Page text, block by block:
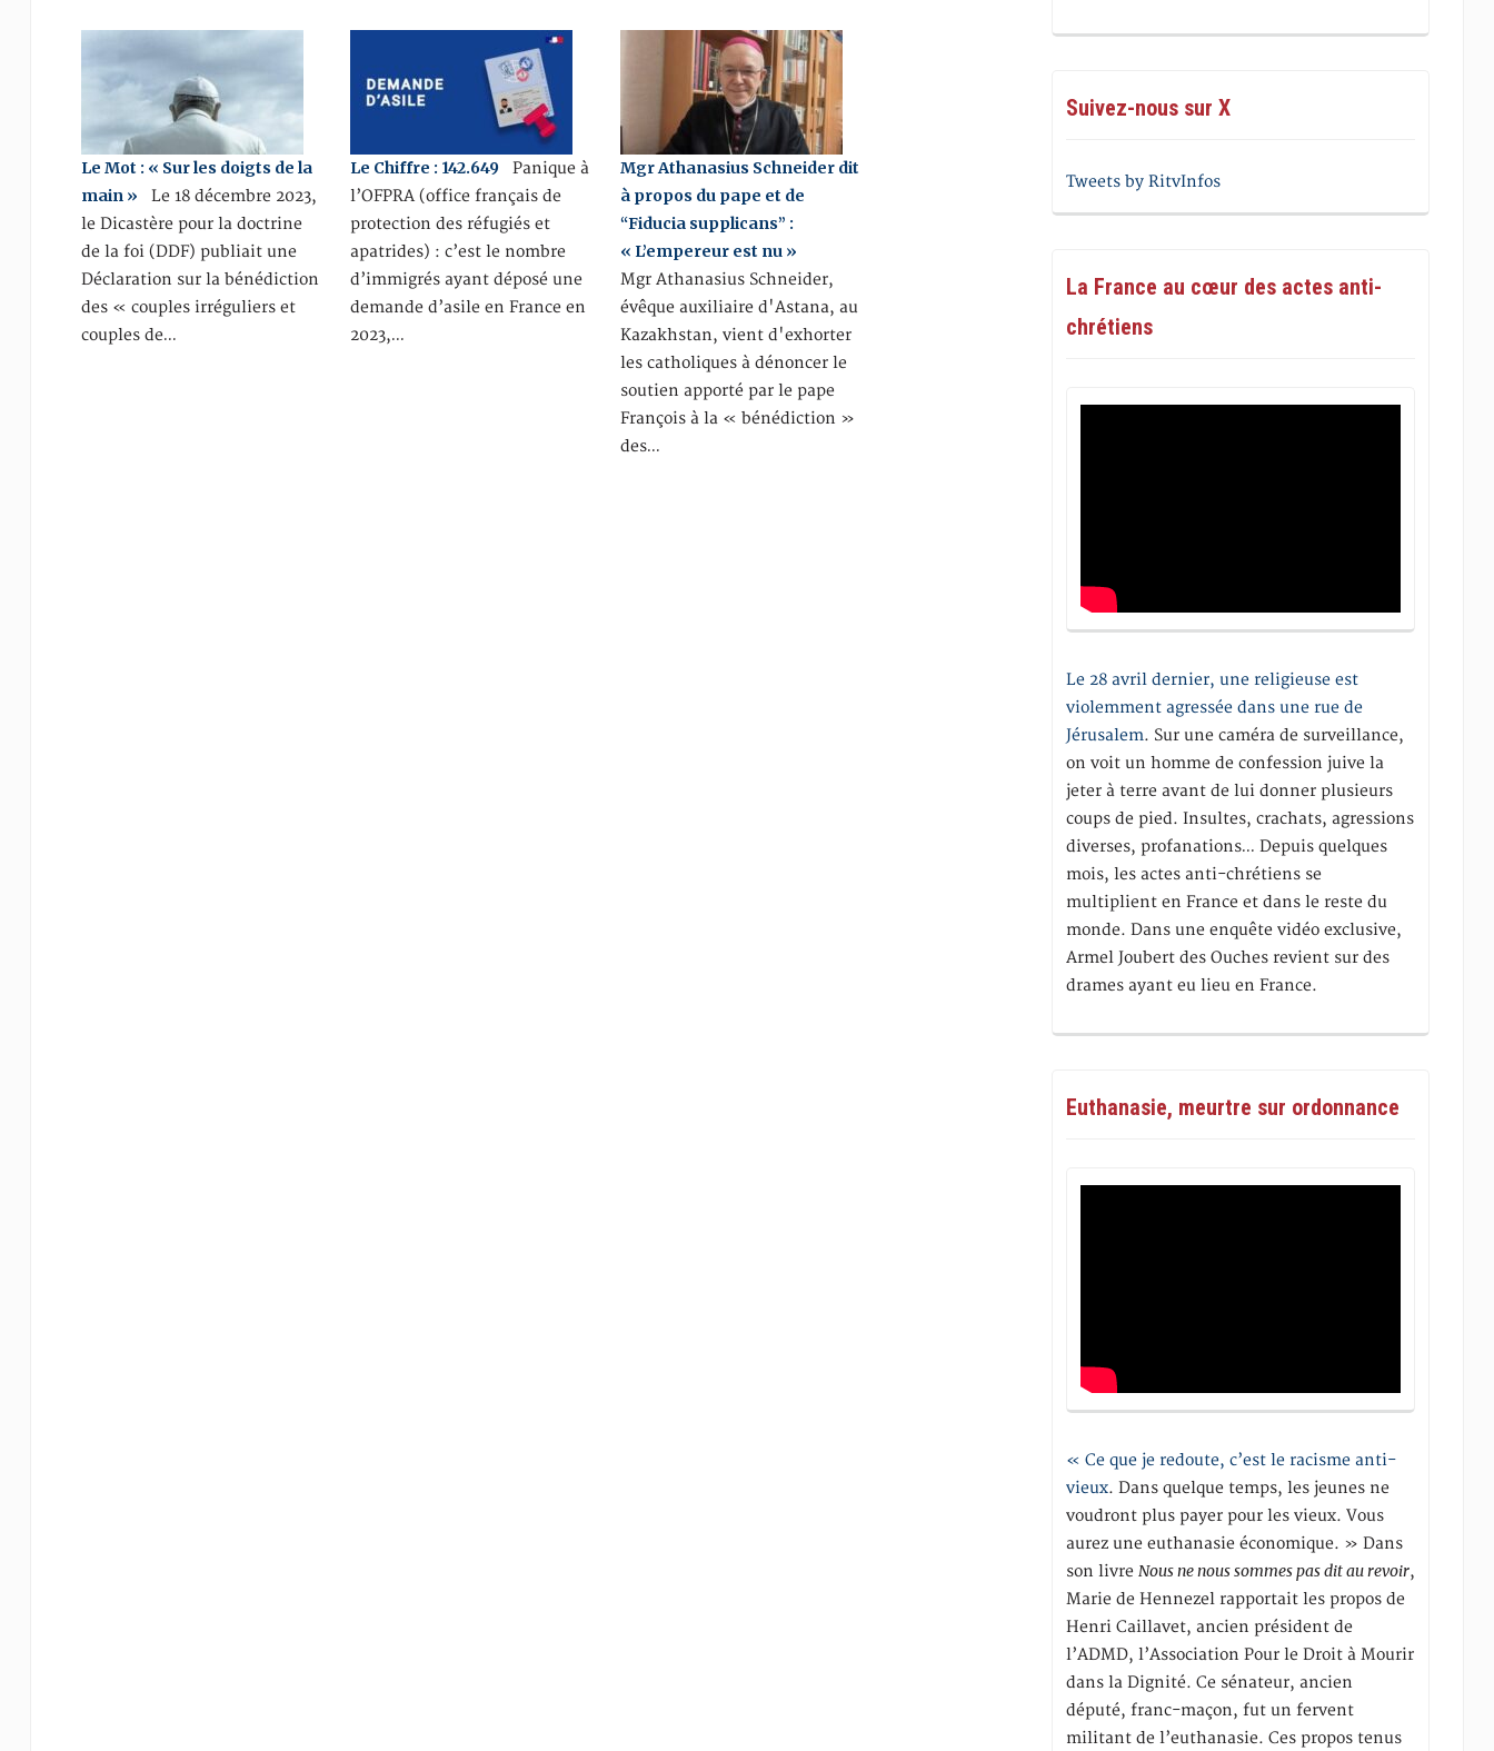
Le Mot : « Sur les doigts de la
main » Le 18 décembre 2023,
le Dicastère pour la doctrine
de la foi (DDF) publiait une
Déclaration sur la bénédiction
des « couples irréguliers et
couples de…
Le Chiffre : 142.649 Panique à
l’OFPRA (office français de
protection des réfugiés et
apatrides) : c’est le nombre
d’immigrés ayant déposé une
demande d’asile en France en
2023,…
Mgr Athanasius Schneider dit
à propos du pape et de
“Fiducia supplicans” :
« L’empereur est nu »
Mgr Athanasius Schneider,
évêque auxiliaire d'Astana, au
Kazakhstan, vient d'exhorter
les catholiques à dénoncer le
soutien apporté par le pape
François à la « bénédiction »
des…
Suivez-nous sur X
Tweets by RitvInfos
La France au cœur des actes anti-
chrétiens
Le 28 avril dernier, une religieuse est
violemment agressée dans une rue de
Jérusalem. Sur une caméra de surveillance,
on voit un homme de confession juive la
jeter à terre avant de lui donner plusieurs
coups de pied. Insultes, crachats, agressions
diverses, profanations… Depuis quelques
mois, les actes anti-chrétiens se
multiplient en France et dans le reste du
monde. Dans une enquête vidéo exclusive,
Armel Joubert des Ouches revient sur des
drames ayant eu lieu en France.
Euthanasie, meurtre sur ordonnance
« Ce que je redoute, c’est le racisme anti-
vieux. Dans quelque temps, les jeunes ne
voudront plus payer pour les vieux. Vous
aurez une euthanasie économique. » Dans
son livreNous ne nous sommes pas dit au revoir,
Marie de Hennezel rapportait les propos de
Henri Caillavet, ancien président de
l’ADMD, l’Association Pour le Droit à Mourir
dans la Dignité. Ce sénateur, ancien
député, franc-maçon, fut un fervent
militant de l’euthanasie. Ces propos tenus